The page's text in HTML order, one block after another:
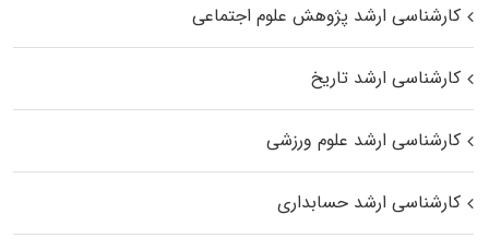
کارشناسی ارشد پژوهش علوم اجتماعی
کارشناسی ارشد تاریخ
کارشناسی ارشد علوم ورزشی
کارشناسی ارشد حسابداری